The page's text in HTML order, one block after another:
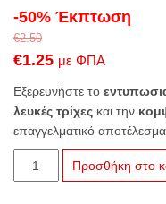
-50% Έκπτωση
€2.50
Original
price
was:
€2.50.
€1.25Η
τρέχουσα
τιμή
είναι:
€1.25.
με ΦΠΑ
Εξερευνήστε το
λευκές τρίχες και την
επαγγελματικό αποτέλεσμα.
Επαγγελματικό
Βουρτσάκι
Προσθήκη στο